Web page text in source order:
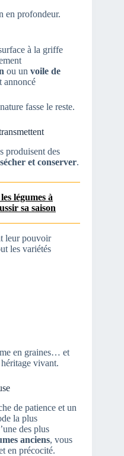
en profondeur.
à la griffe
ou un voile de
annoncé
fasse le reste.
produisent des
et conserver.
légumes à
sa saison
leur pouvoir
les variétés
en graines… et
vivant.
de patience et un
la plus
des plus
anciens, vous
en précocité.